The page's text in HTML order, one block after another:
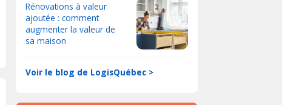
Rénovations à valeur
ajoutée : comment
augmenter la valeur de
sa maison
Voir le blog de LogisQuébec >